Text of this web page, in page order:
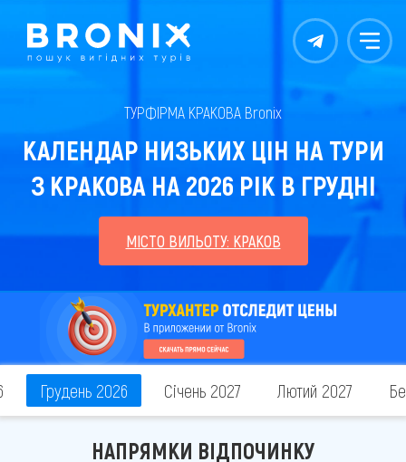
Контакты Меню
ТУРФІРМА КРАКОВА Bronix
КАЛЕНДАР НИЗЬКИХ ЦІН НА ТУРИ
З КРАКОВА НА 2026 РІК В ГРУДНІ
МІСТО ВИЛЬОТУ: КРАКОВ
Грудень 2026 Січень 2027 Лютий 2027
НАПРЯМКИ ВІДПОЧИНКУ